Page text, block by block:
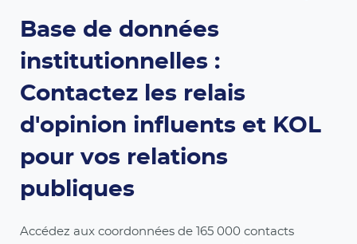
Base de données
institutionnelles :
Contactez les relais
d'opinion influents et KOL
pour vos relations
publiques
Accédez aux coordonnées de 165 000 contacts